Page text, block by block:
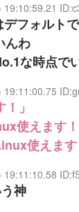
19:10:59.21
フォルト
んわ
な時点で
」
使えます！
使えます
神